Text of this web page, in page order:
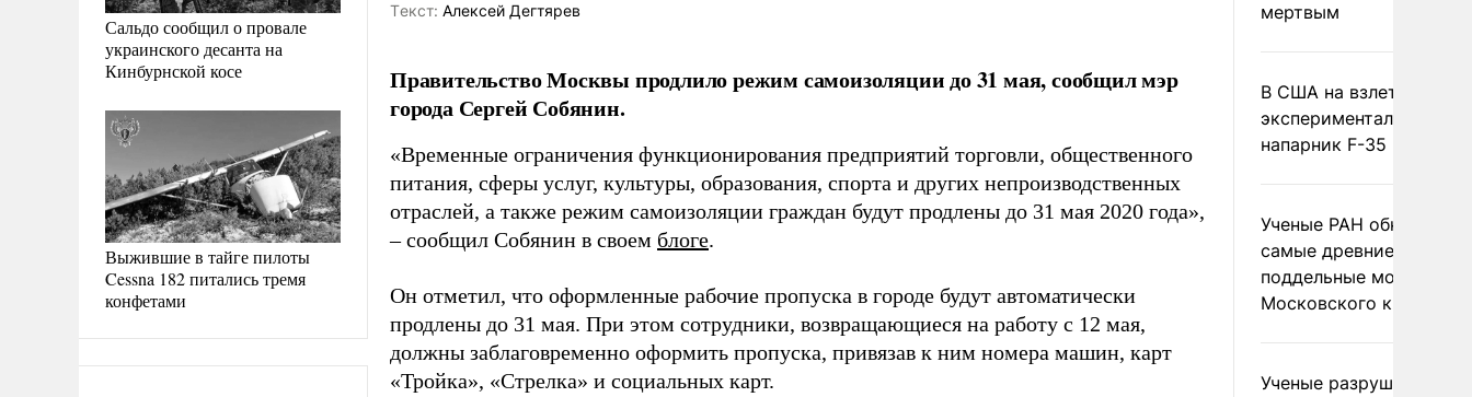
Сальдо сообщил о провале
украинского десанта на
Кинбурнской косе
Выжившие в тайге пилоты
Cessna 182 питались тремя
конфетами
Tекст: Алексей Дегтярев
Правительство Москвы продлило режим самоизоляции до 31 мая, сообщил мэр
города Сергей Собянин.
«Временные ограничения функционирования предприятий торговли, общественного
питания, сферы услуг, культуры, образования, спорта и других непроизводственных
отраслей, а также режим самоизоляции граждан будут продлены до 31 мая 2020 года»,
– сообщил Собянин в своем блоге.
Он отметил, что оформленные рабочие пропуска в городе будут автоматически
продлены до 31 мая. При этом сотрудники, возвращающиеся на работу с 12 мая,
должны заблаговременно оформить пропуска, привязав к ним номера машин, карт
«Тройка», «Стрелка» и социальных карт.
мертвым
В США на взлете
экспериментальный
напарник F-35
Ученые РАН
самые древние
поддельные монеты
Московского
Ученые разрушили миф